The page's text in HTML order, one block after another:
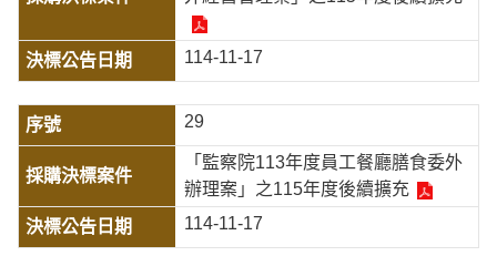
114-11-17
29
「監察院113年度員工餐廳膳食委外
辦理案」之115年度後續擴充
114-11-17